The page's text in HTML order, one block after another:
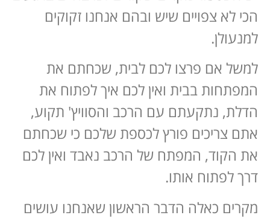
הכי לא צפויים שיש ובהם אנחנו זקוקים
למנעולן.
למשל אם פרצו לכם לבית, שכחתם את
המפתחות בבית ואין לכם איך לפתוח את
הדלת, נתקעתם עם הרכב והסוויץ' תקוע,
אתם צריכים פורץ לכספת שלכם כי שכחתם
את הקוד, המפתח של הרכב נאבד ואין לכם
דרך לפתוח אותו.
מקרים כאלה הדבר הראשון שאנחנו עושים